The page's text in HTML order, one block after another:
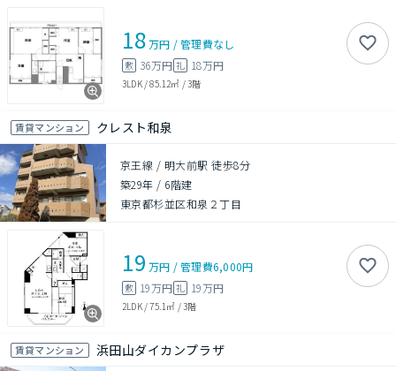
18万円 /管理費なし
敷 36万円 礼 18万円
3LDK/85.12㎡ /3階
賃貸マンション クレスト和泉
京王線 / 明大前駅 徒歩8分
築29年 / 6階建
東京都杉並区和泉２丁目
19 万円 /管理費6,000円
敷 19万円 礼 19万円
2LDK/75.1㎡ /3階
賃貸マンション 浜田山ダイカンプラザ